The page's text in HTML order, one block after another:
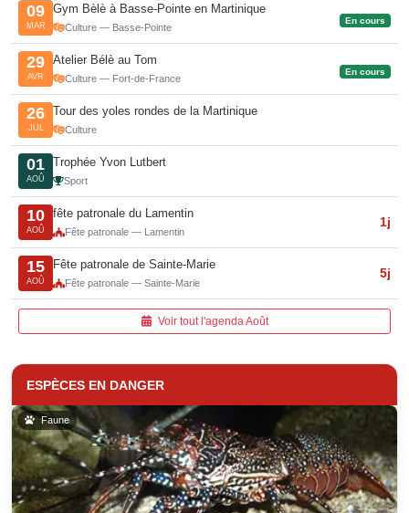
09
MAR
Gym Bèlè à Basse-Pointe en Martinique
Culture — Basse-Pointe
En cours
29
AVR
Atelier Bélè au Tom
Culture — Fort-de-France
En cours
26
JUL
Tour des yoles rondes de la Martinique
Culture
01
AOÛ
Trophée Yvon Lutbert
Sport
10
AOÛ
fête patronale du Lamentin
Fête patronale — Lamentin
1j
15
AOÛ
Fête patronale de Sainte-Marie
Fête patronale — Sainte-Marie
5j
Voir tout l'agenda Août
ESPÈCES EN DANGER
Faune